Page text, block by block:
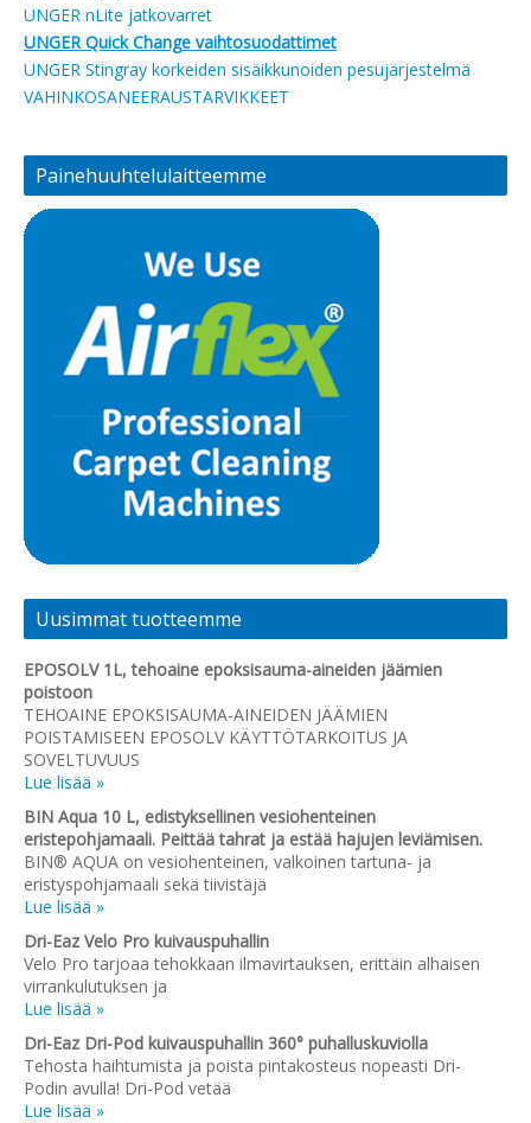
UNGER nLite jatkovarret
UNGER Quick Change vaihtosuodattimet
UNGER Stingray korkeiden sisäikkunoiden pesujärjestelmä
VAHINKOSANEERAUSTARVIKKEET
Painehuuhtelulaitteemme
Uusimmat tuotteemme
EPOSOLV 1L, tehoaine epoksisauma-aineiden jäämien
poistoon
TEHOAINE EPOKSISAUMA-AINEIDEN JÄÄMIEN
POISTAMISEEN EPOSOLV KÄYTTÖTARKOITUS JA
SOVELTUVUUS
Lue lisää »
BIN Aqua 10 L, edistyksellinen vesiohenteinen
eristepohjamaali. Peittää tahrat ja estää hajujen leviämisen.
BIN® AQUA on vesiohenteinen, valkoinen tartuna- ja
eristyspohjamaali sekä tiivistäjä
Lue lisää »
Dri-Eaz Velo Pro kuivauspuhallin
Velo Pro tarjoaa tehokkaan ilmavirtauksen, erittäin alhaisen
virrankulutuksen ja
Lue lisää »
Dri-Eaz Dri-Pod kuivauspuhallin 360° puhalluskuviolla
Tehosta haihtumista ja poista pintakosteus nopeasti Dri-
Podin avulla! Dri-Pod vetää
Lue lisää »